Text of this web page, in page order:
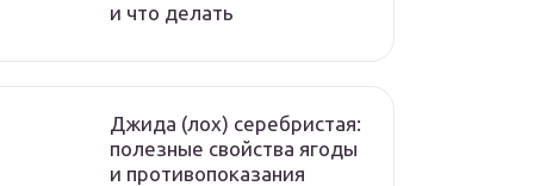
и что делать
Джида (лох) серебристая:
полезные свойства ягоды
и противопоказания